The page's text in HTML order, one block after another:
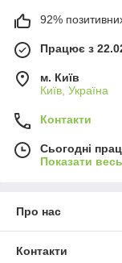
92% позитивних
Працює з
м. Київ
Київ, Україна
Контакти
Сьогодні
Показати
Про нас
Контакти